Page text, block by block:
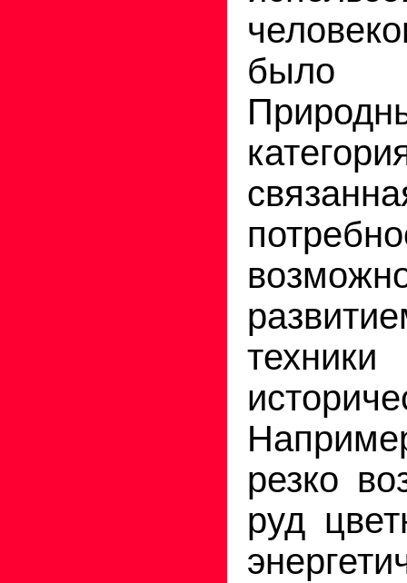
было
резко
руд